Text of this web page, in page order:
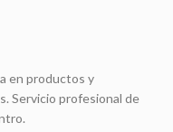
en productos y
Servicio profesional de